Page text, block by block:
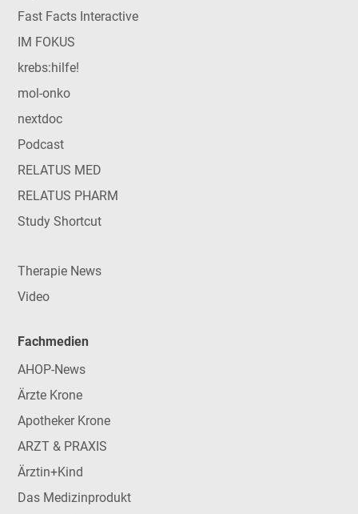
Fast Facts Interactive
IM FOKUS
krebs:hilfe!
mol-onko
nextdoc
Podcast
RELATUS MED
RELATUS PHARM
Study Shortcut
Therapie News
Video
Fachmedien
AHOP-News
Ärzte Krone
Apotheker Krone
ARZT & PRAXIS
Ärztin+Kind
Das Medizinprodukt